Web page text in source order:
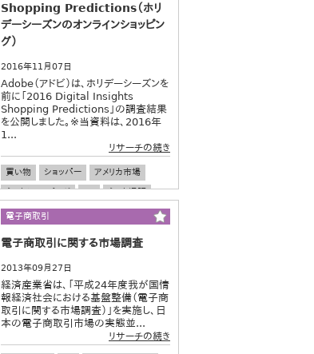
Shopping Predictions（ホリ
デーシーズンのオンラインショッピン
グ）
2016年11月07日
Adobe（アドビ）は、ホリデーシーズンを
前に「2016 Digital Insights
Shopping Predictions」の調査結果
を公開しました。※当資料は、2016年
1...
リサーチの続き
買い物 ショッパー
アメリカ市場
ネットショッピング
EC
ネット通販
スマホショッピング
プレゼント
電子商取引
電子商取引に関する市場調査
2013年09月27日
経済産業省は、「平成24年度我が国情
報経済社会における基盤整備（電子商
取引に関する市場調査）」を実施し、日
本の電子商取引市場の実態並...
リサーチの続き